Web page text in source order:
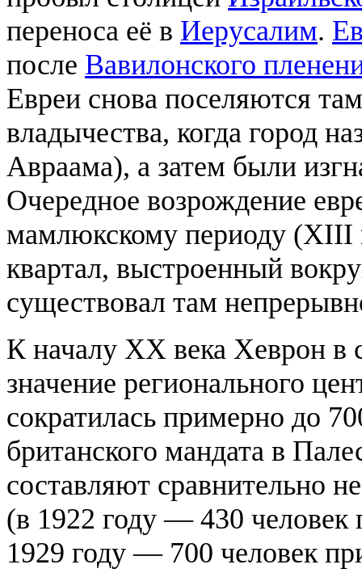
переноса её в Иерусалим.
после Вавилонского
Евреи снова поселяются
владычества, когда город
Авраама), а затем были
Очередное возрождение
мамлюкскому периоду (XIII
квартал, выстроенный
существовал там
К началу XX века Хеврон в
значение регионального
сократилась примерно до
британского мандата в
составляют сравнительно
(в 1922 году — 430
1929 году — 700 человек